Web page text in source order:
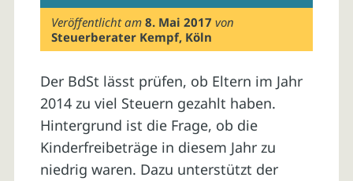
Veröffentlicht am8. Mai 2017 von
Steuerberater Kempf, Köln
Der BdSt lässt prüfen, ob Eltern im Jahr
2014 zu viel Steuern gezahlt haben.
Hintergrund ist die Frage, ob die
Kinderfreibeträge in diesem Jahr zu
niedrig waren. Dazu unterstützt der